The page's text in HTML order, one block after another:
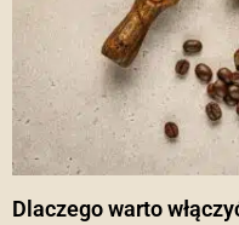
Dlaczego warto